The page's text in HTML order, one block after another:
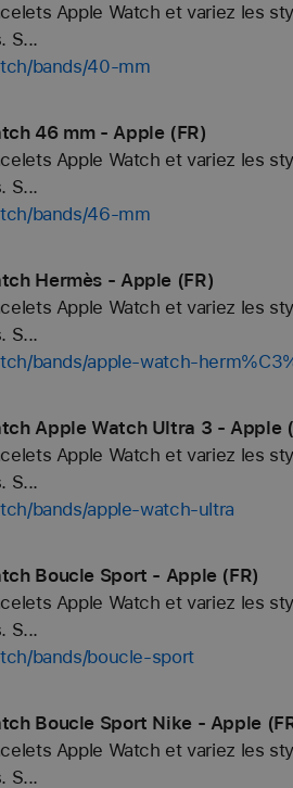
Apple Watch et variez les
S...
bands/40-mm
46 mm - Apple (FR)
Apple Watch et variez les
S...
bands/46-mm
Hermès - Apple (FR)
Apple Watch et variez les
S...
bands/apple-watch-
Apple Watch Ultra 3 - Apple
Apple Watch et variez les
S...
bands/apple-watch-ultra
Boucle Sport - Apple (FR)
Apple Watch et variez les
S...
bands/boucle-sport
Boucle Sport Nike - Apple
Apple Watch et variez les
S...